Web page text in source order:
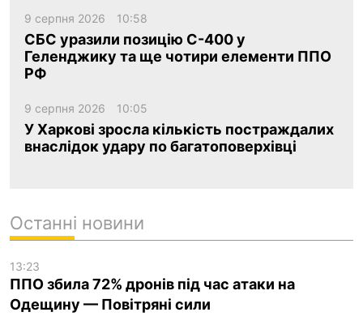
9 серпня 2026 10:58
СБС уразили позицію С-400 у
Геленджику та ще чотири елементи ППО
РФ
9 серпня 2026 10:05
У Харкові зросла кількість постраждалих
внаслідок удару по багатоповерхівці
Останні новини
13:23
ППО збила 72% дронів під час атаки на
Одещину — Повітряні сили